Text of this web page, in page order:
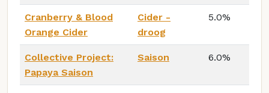
Cranberry & Blood
Orange Cider
Cider -
droog
5.0%
Collective Project:
Papaya Saison
Saison 6.0%